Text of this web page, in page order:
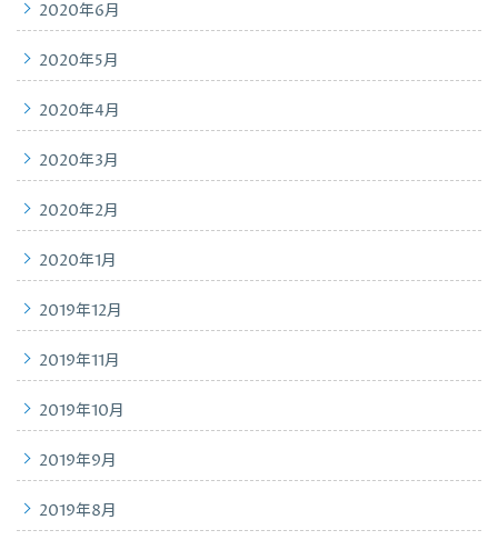
2020年6月
2020年5月
2020年4月
2020年3月
2020年2月
2020年1月
2019年12月
2019年11月
2019年10月
2019年9月
2019年8月